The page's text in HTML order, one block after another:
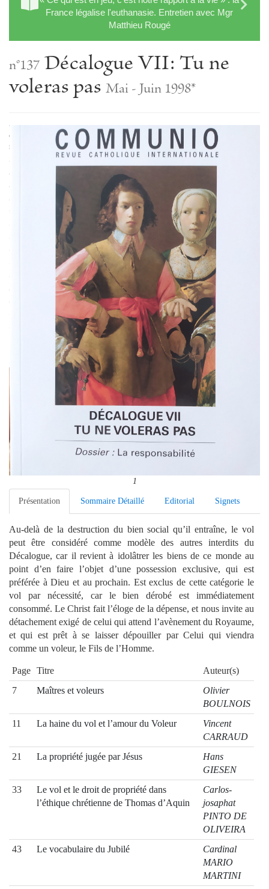
France légalise l'euthanasie. Entretien avec Mgr
Matthieu Rougé
n°137 Décalogue VII: Tu ne
voleras pas Mai - Juin 1998*
1
Présentation Sommaire Détaillé Editorial Signets
Au-delà de la destruction du bien social qu’il entraîne, le vol
peut être considéré comme modèle des autres interdits du
Décalogue, car il revient à idolâtrer les biens de ce monde au
point d’en faire l’objet d’une possession exclusive, qui est
préférée à Dieu et au prochain. Est exclus de cette catégorie le
vol par nécessité, car le bien dérobé est immédiatement
consommé. Le Christ fait l’éloge de la dépense, et nous invite au
détachement exigé de celui qui attend l’avènement du Royaume,
et qui est prêt à se laisser dépouiller par Celui qui viendra
comme un voleur, le Fils de l’Homme.
Page Titre
Auteur(s)
7
Maîtres et voleurs
Olivier
BOULNOIS
11
La haine du vol et l’amour du Voleur
Vincent
CARRAUD
21
La propriété jugée par Jésus
Hans
GIESEN
33
Le vol et le droit de propriété dans
l’éthique chrétienne de Thomas d’Aquin
Carlos-
josaphat
PINTO DE
OLIVEIRA
43
Le vocabulaire du Jubilé
Cardinal
MARIO
MARTINI